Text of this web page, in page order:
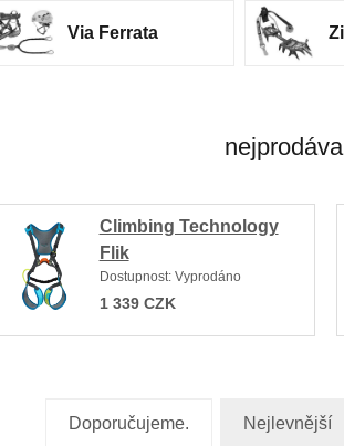
Via Ferrata
Climbing Technology
Flik
Dostupnost: Vyprodáno
1 339 CZK
Doporučujeme. Nejlevnější